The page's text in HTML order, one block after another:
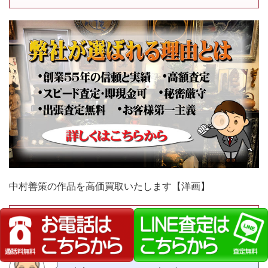
中村善策の作品を高価買取いたします【洋画】
お客様の声